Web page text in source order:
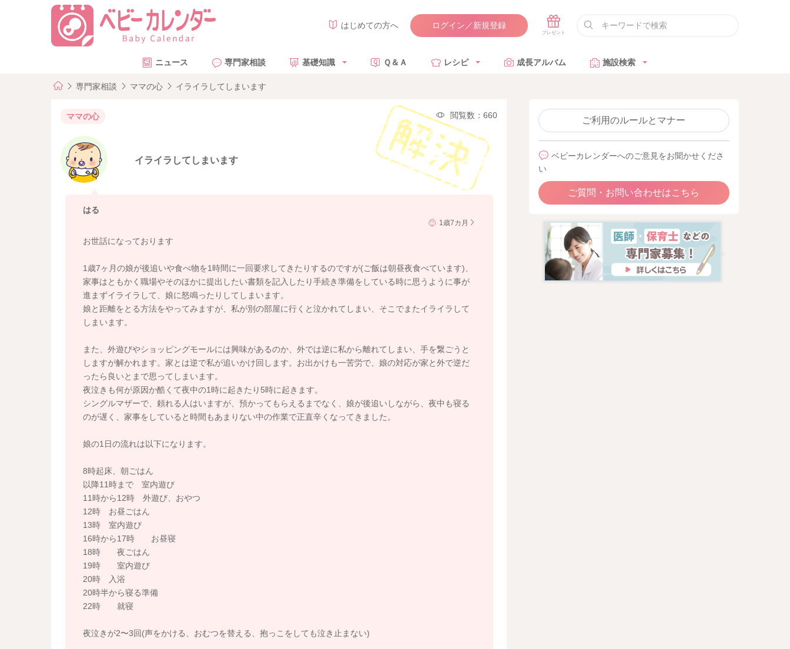
はじめての方へ ログイン／新規登録
ニュース 専門家相談 基礎知識 Ｑ＆Ａ レシピ 成長アルバム 施設検索
専門家相談 ママの心 イライラしてしまいます
ママの心 閲覧数：660
イライラしてしまいます
はる
1歳7カ月
お世話になっております
1歳7ヶ月の娘が後追いや食べ物を1時間に一回要求してきたりするのですが(ご飯は朝昼夜食べています)、
家事はともかく職場やそのほかに提出したい書類を記入したり手続き準備をしている時に思うように事が
進まずイライラして、娘に怒鳴ったりしてしまいます。
娘と距離をとる方法をやってみますが、私が別の部屋に行くと泣かれてしまい、そこでまたイライラして
しまいます。
また、外遊びやショッピングモールには興味があるのか、外では逆に私から離れてしまい、手を繋ごうと
しますが解かれます。家とは逆で私が追いかけ回します。お出かけも一苦労で、娘の対応が家と外で逆だ
ったら良いとまで思ってしまいます。
夜泣きも何が原因か酷くて夜中の1時に起きたり5時に起きます。
シングルマザーで、頼れる人はいますが、預かってもらえるまでなく、娘が後追いしながら、夜中も寝る
のが遅く、家事をしていると時間もあまりない中の作業で正直辛くなってきました。
娘の1日の流れは以下になります。
8時起床、朝ごはん
以降11時まで 室内遊び
11時から12時 外遊び、おやつ
12時 お昼ごはん
13時 室内遊び
16時から17時 お昼寝
18時 夜ごはん
19時 室内遊び
20時 入浴
20時半から寝る準備
22時 就寝
夜泣きが2〜3回(声をかける、おむつを替える、抱っこをしても泣き止まない)
ご利用のルールとマナー
ベビーカレンダーへのご意見をお聞かせくださ
い
ご質問・お問い合わせはこちら